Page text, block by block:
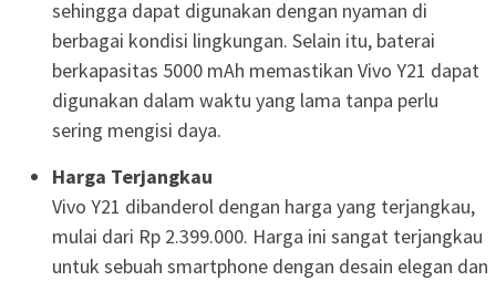
sehingga dapat digunakan dengan nyaman di
berbagai kondisi lingkungan. Selain itu, baterai
berkapasitas 5000 mAh memastikan Vivo Y21 dapat
digunakan dalam waktu yang lama tanpa perlu
sering mengisi daya.
Harga Terjangkau
Vivo Y21 dibanderol dengan harga yang terjangkau,
mulai dari Rp 2.399.000. Harga ini sangat terjangkau
untuk sebuah smartphone dengan desain elegan dan